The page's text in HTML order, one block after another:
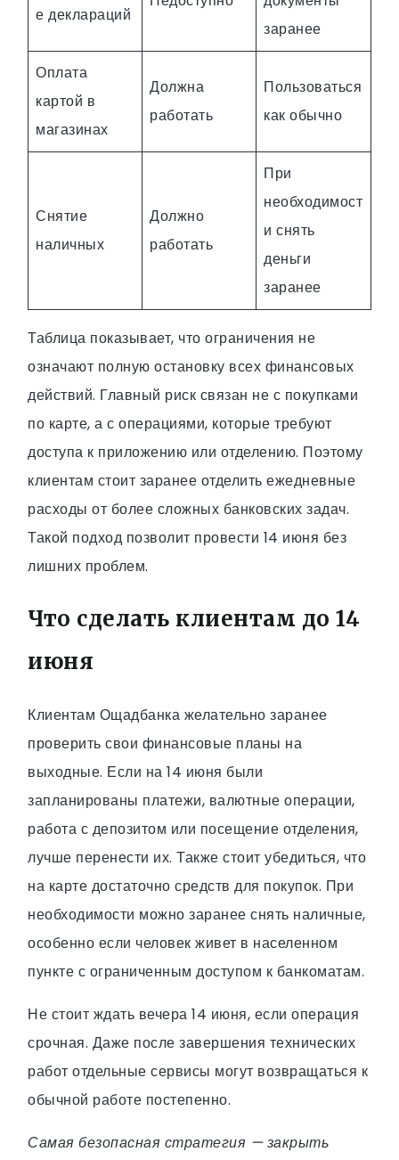
е деклараций
заранее
Оплата
картой в
магазинах
Должна
работать
Пользоваться
как обычно
Снятие
наличных
Должно
работать
При
необходимост
и снять
деньги
заранее
Таблица показывает, что ограничения не
означают полную остановку всех финансовых
действий. Главный риск связан не с покупками
по карте, а с операциями, которые требуют
доступа к приложению или отделению. Поэтому
клиентам стоит заранее отделить ежедневные
расходы от более сложных банковских задач.
Такой подход позволит провести 14 июня без
лишних проблем.
Что сделать клиентам до 14
июня
Клиентам Ощадбанка желательно заранее
проверить свои финансовые планы на
выходные. Если на 14 июня были
запланированы платежи, валютные операции,
работа с депозитом или посещение отделения,
лучше перенести их. Также стоит убедиться, что
на карте достаточно средств для покупок. При
необходимости можно заранее снять наличные,
особенно если человек живет в населенном
пункте с ограниченным доступом к банкоматам.
Не стоит ждать вечера 14 июня, если операция
срочная. Даже после завершения технических
работ отдельные сервисы могут возвращаться к
обычной работе постепенно.
Самая безопасная стратегия — закрыть